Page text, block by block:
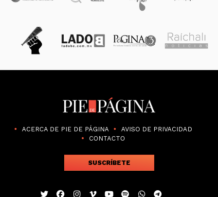
ACERCA DE PIE DE PÁGINA
AVISO DE PRIVACIDAD
CONTACTO
SUSCRÍBETE